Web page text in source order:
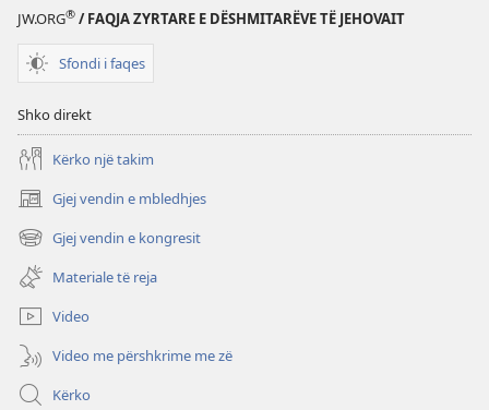
JW.ORG® / FAQJA ZYRTARE E DËSHMITARËVE TË JEHOVAIT
Sfondi i faqes
Shko direkt
Kërko një takim
Gjej vendin e mbledhjes
(hap
dritare
të
re)
Gjej vendin e kongresit
(hap
dritare
të
re)
Materiale të reja
Video
Video me përshkrime me zë
Kërko